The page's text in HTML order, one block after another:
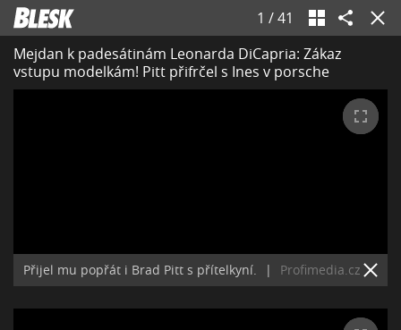
1 /41
Mejdan k padesátinám Leonarda DiCapria: Zákaz
vstupu modelkám! Pitt přifrčel s Ines v porsche
Přijel mu popřát i Brad Pitt s přítelkyní. | Profimedia.cz